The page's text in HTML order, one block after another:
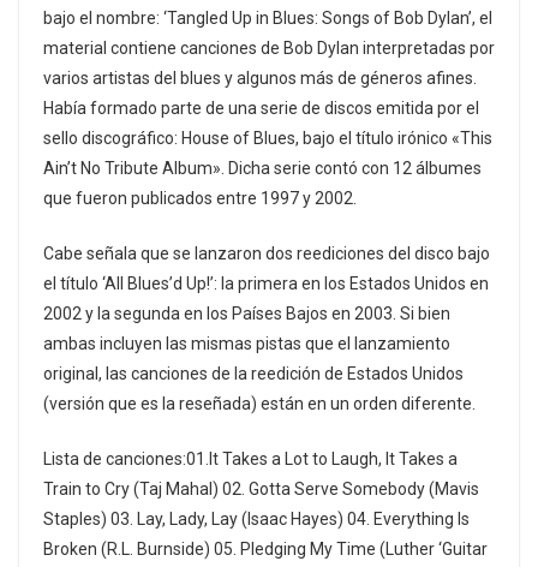
bajo el nombre: ‘Tangled Up in Blues: Songs of Bob Dylan’, el
material contiene canciones de Bob Dylan interpretadas por
varios artistas del blues y algunos más de géneros afines.
Había formado parte de una serie de discos emitida por el
sello discográfico: House of Blues, bajo el título irónico «This
Ain’t No Tribute Album». Dicha serie contó con 12 álbumes
que fueron publicados entre 1997 y 2002.
Cabe señala que se lanzaron dos reediciones del disco bajo
el título ‘All Blues’d Up!’: la primera en los Estados Unidos en
2002 y la segunda en los Países Bajos en 2003. Si bien
ambas incluyen las mismas pistas que el lanzamiento
original, las canciones de la reedición de Estados Unidos
(versión que es la reseñada) están en un orden diferente.
Lista de canciones:01.It Takes a Lot to Laugh, It Takes a
Train to Cry (Taj Mahal) 02. Gotta Serve Somebody (Mavis
Staples) 03. Lay, Lady, Lay (Isaac Hayes) 04. Everything Is
Broken (R.L. Burnside) 05. Pledging My Time (Luther ‘Guitar